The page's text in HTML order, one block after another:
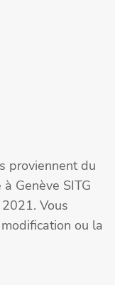
proviennent du
Genève SITG
Vous
ou la